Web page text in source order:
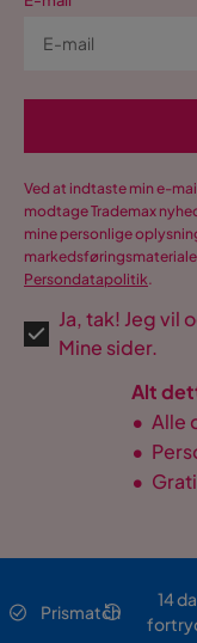
Ved at indtaste min e-
modtage Trademax
mine personlige
Persondatapolitik.
Ja, tak! Jeg vil
Mine sider.
Alt
• Alle
•
•
Prismatch
14